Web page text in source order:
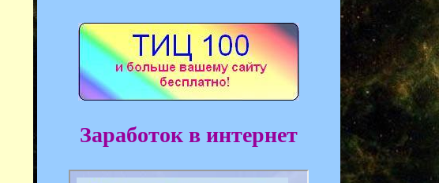
Заработок в интернет